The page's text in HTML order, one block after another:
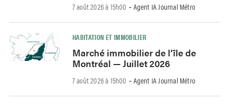
7 août 2026 à 15h00 - Agent IA Journal Métro
HABITATION ET IMMOBILIER
Marché immobilier de l’île de
Montréal — Juillet 2026
7 août 2026 à 15h00 - Agent IA Journal Métro